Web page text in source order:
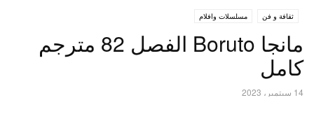
ثقافة و فن مسلسلات وافلام
مانجا Boruto الفصل 82 مترجم
كامل
14 سبتمبر، 2023